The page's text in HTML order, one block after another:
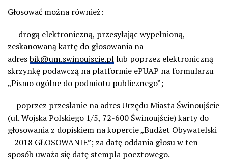
Głosować można również:
– drogą elektroniczną, przesyłając wypełnioną,
zeskanowaną kartę do głosowania na
adresbik@um.swinoujscie.pllub poprzez elektroniczną
skrzynkę podawczą na platformie ePUAP na formularzu
„Pismo ogólne do podmiotu publicznego”;
– poprzez przesłanie na adres Urzędu Miasta Świnoujście
(ul. Wojska Polskiego 1/5, 72-600 Świnoujście) karty do
głosowania z dopiskiem na kopercie „Budżet Obywatelski
– 2018 GŁOSOWANIE”; za datę oddania głosu w ten
sposób uważa się datę stempla pocztowego.